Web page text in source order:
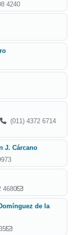
4240
(011) 4372 6714
J. Cárcano
4680
de la